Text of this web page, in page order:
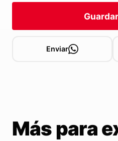
Enviar
Más para